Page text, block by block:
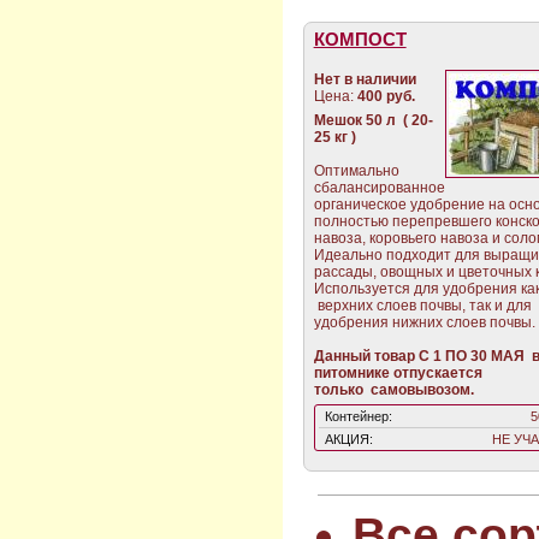
КОМПОСТ
Нет в наличии
Цена: 400 руб.
Мешок 50 л ( 20-
25 кг )
Оптимально
сбалансированное
органическое удобрение на
полностью перепревшего
навоза, коровьего навоза и
Идеально подходит для
рассады, овощных и цветочных
Используется для удобрения
верхних слоев почвы, так и для
удобрения нижних слоев почвы.
Данный товар С 1 ПО 30 МАЯ
питомнике отпускается
только самовывозом.
Контейнер:
АКЦИЯ:
НЕ